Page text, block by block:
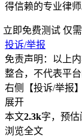
得信赖的专业律师
立即免费测试 仅
投诉/举报
免责声明：以上
整合，不代表平
右侧【投诉/举报
展开
本文2.3k字，预估
浏览全文